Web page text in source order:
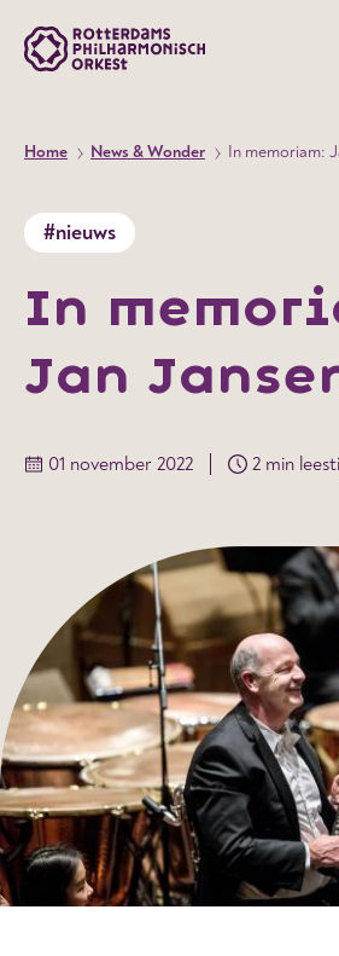
Home News & Wonder In memoriam:
#nieuws
In
Jan
01 november 2022 2 min